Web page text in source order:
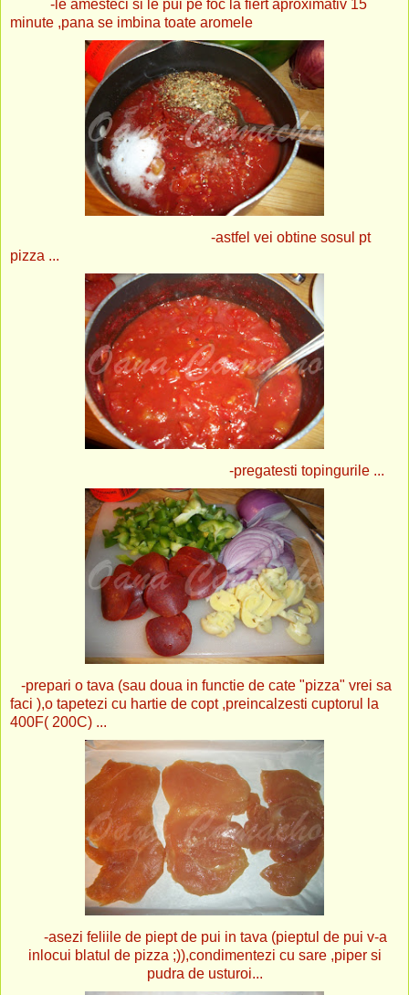
-le amesteci si le pui pe foc la fiert aproximativ 15
minute ,pana se imbina toate aromele
-astfel vei obtine sosul pt
pizza ...
-pregatesti topingurile ...
-prepari o tava (sau doua in functie de cate "pizza" vrei sa
faci ),o tapetezi cu hartie de copt ,preincalzesti cuptorul la
400F( 200C) ...
-asezi feliile de piept de pui in tava (pieptul de pui v-a
inlocui blatul de pizza ;)),condimentezi cu sare ,piper si
pudra de usturoi...